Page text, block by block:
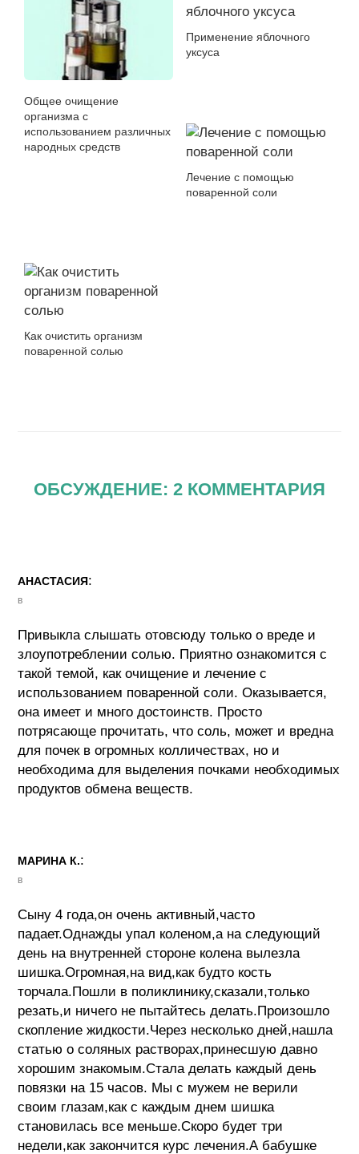
Общее очищение
организма с
использованием различных
народных средств
Применение яблочного
уксуса
Лечение с помощью
поваренной соли
Как очистить организм
поваренной солью
ОБСУЖДЕНИЕ: 2 КОММЕНТАРИЯ
АНАСТАСИЯ:
в
Привыкла слышать отовсюду только о вреде и
злоупотреблении солью. Приятно ознакомится с
такой темой, как очищение и лечение с
использованием поваренной соли. Оказывается,
она имеет и много достоинств. Просто
потрясающе прочитать, что соль, может и вредна
для почек в огромных колличествах, но и
необходима для выделения почками необходимых
продуктов обмена веществ.
МАРИНА К.:
в
Сыну 4 года,он очень активный,часто
падает.Однажды упал коленом,а на следующий
день на внутренней стороне колена вылезла
шишка.Огромная,на вид,как будто кость
торчала.Пошли в поликлинику,сказали,только
резать,и ничего не пытайтесь делать.Произошло
скопление жидкости.Через несколько дней,нашла
статью о соляных растворах,принесшую давно
хорошим знакомым.Стала делать каждый день
повязки на 15 часов. Мы с мужем не верили
своим глазам,как с каждым днем шишка
становилась все меньше.Скоро будет три
недели,как закончится курс лечения.А бабушке